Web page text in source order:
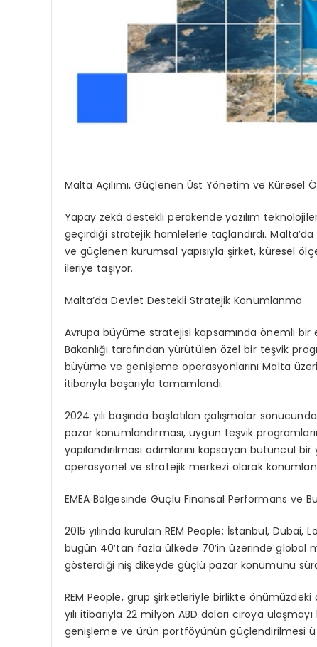
Malta Açılımı, Güçlenen Üst Yönetim ve Küresel
Yapay zekâ destekli perakende yazılım
geçirdiği stratejik hamlelerle taçlandırdı.
ve güçlenen kurumsal yapısıyla şirket, küresel
ileriye taşıyor.
Malta’da Devlet Destekli Stratejik Konumlanma
Avrupa büyüme stratejisi kapsamında önemli bir
Bakanlığı tarafından yürütülen özel bir teşvik
büyüme ve genişleme operasyonlarını Malta
itibarıyla başarıyla tamamlandı.
2024 yılı başında başlatılan çalışmalar
pazar konumlandırması, uygun teşvik
yapılandırılması adımlarını kapsayan bütüncül
operasyonel ve stratejik merkezi olarak
EMEA Bölgesinde Güçlü Finansal Performans ve
2015 yılında kurulan REM People; İstanbul, Dubai,
bugün 40’tan fazla ülkede 70’in üzerinde global
gösterdiği niş dikeyde güçlü pazar konumunu
REM People, grup şirketleriyle birlikte
yılı itibarıyla22 milyon ABD doları ciroya ulaşmayı
genişleme ve ürün portföyünün güçlendirilmesi